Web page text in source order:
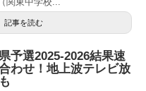
記事を読む
予選2025-2026結果速
わせ！地上波テレビ放